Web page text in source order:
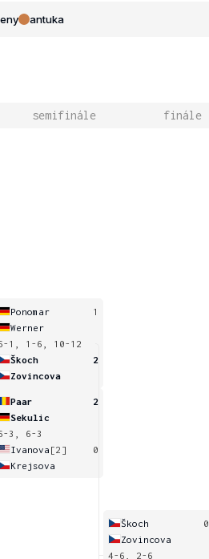
antuka
semifinále finále
Ponomar
1
Werner
1, 1-6, 10-12
Škoch
2
Zovincova
Paar
2
Sekulic
3, 6-3
Ivanova [2]
0
Krejsova
Škoch
0
Zovincova
4-6, 2-6